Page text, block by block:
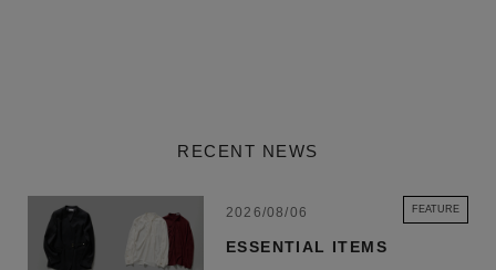
RECENT NEWS
2026/08/06 FEATURE
ESSENTIAL ITEMS